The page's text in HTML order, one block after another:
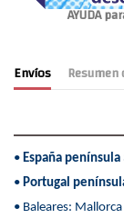
AYUDA
Envíos
• España península
• Portugal
• Baleares: